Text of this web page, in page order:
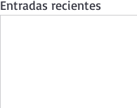
Entradas recientes